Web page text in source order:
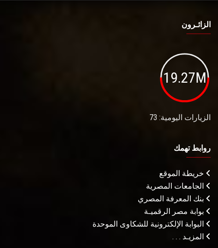
الزائـرون
19.27M
الزيارات اليومية: 73
روابط تهمك
خريطة الموقع
الجامعات المصرية
بنك المعرفة المصري
بوابة مصر الرقميـة
البوابة الإلكترونية للشكاوى الموحدة
المزيـد . . .